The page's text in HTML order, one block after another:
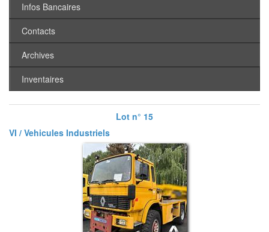
Infos Bancaires
Contacts
Archives
Inventaires
Lot n° 15
VI / Vehicules Industriels